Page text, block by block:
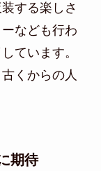
する楽しさ
なども行わ
ています。
くからの人
期待